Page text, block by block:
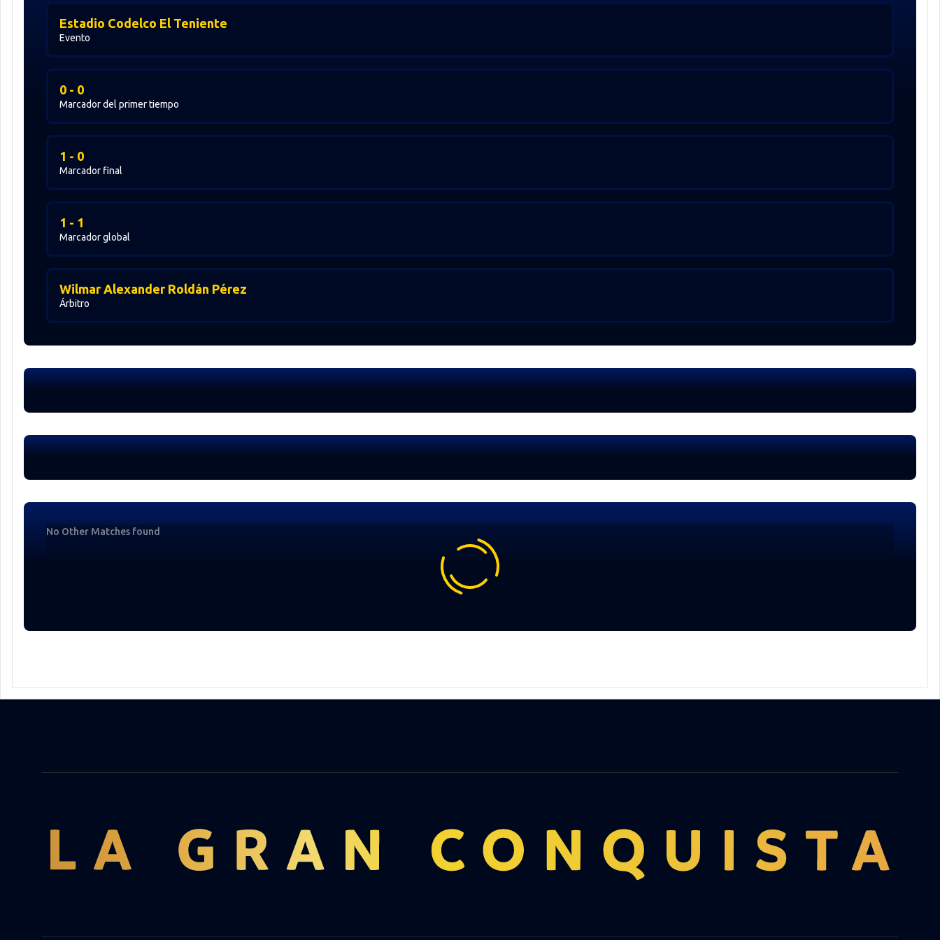
Evento
Estadio Codelco El Teniente
Marcador del primer tiempo
0 - 0
Marcador final
1 - 0
Marcador global
1 - 1
Árbitro
Wilmar Alexander Roldán Pérez
No Other Matches found